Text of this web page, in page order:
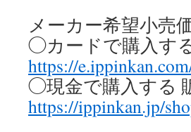
メーカー希望小売
◯カードで購入す
https://
◯現金で購入する
https://ippinkan.jp/